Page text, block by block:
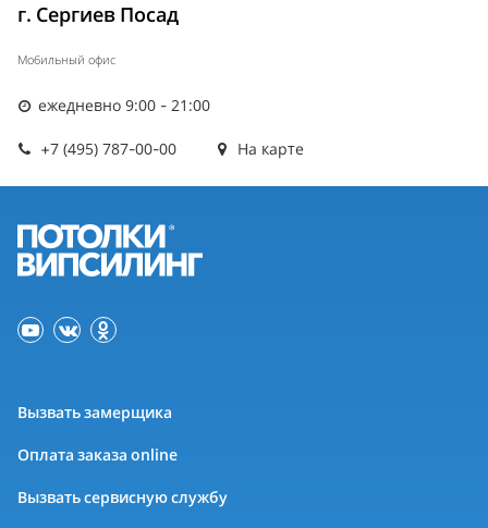
г. Сергиев Посад
Мобильный офис
ежедневно 9:00 - 21:00
+7 (495) 787-00-00 На карте
Вызвать замерщика
Оплата заказа online
Вызвать сервисную службу